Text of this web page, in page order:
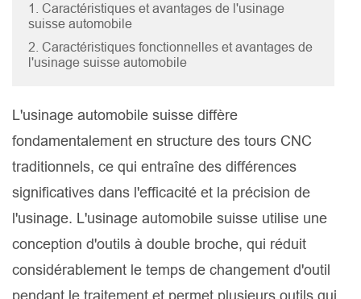
1. Caractéristiques et avantages de l'usinage
suisse automobile
2. Caractéristiques fonctionnelles et avantages de
l'usinage suisse automobile
L'usinage automobile suisse diffère
fondamentalement en structure des tours CNC
traditionnels, ce qui entraîne des différences
significatives dans l'efficacité et la précision de
l'usinage. L'usinage automobile suisse utilise une
conception d'outils à double broche, qui réduit
considérablement le temps de changement d'outil